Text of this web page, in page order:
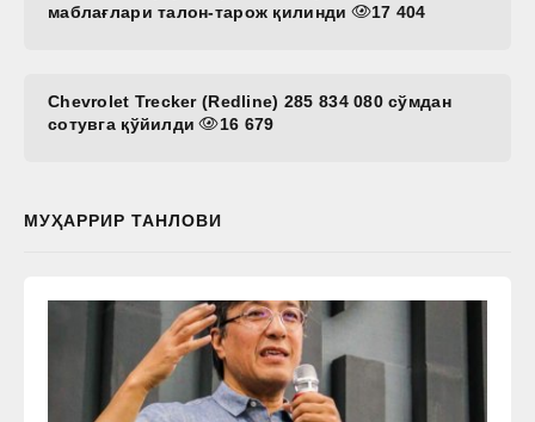
маблағлари талон-тарож қилинди
17 404
Chevrolet Trecker (Redline) 285 834 080 сўмдан
сотувга қўйилди
16 679
МУҲАРРИР ТАНЛОВИ